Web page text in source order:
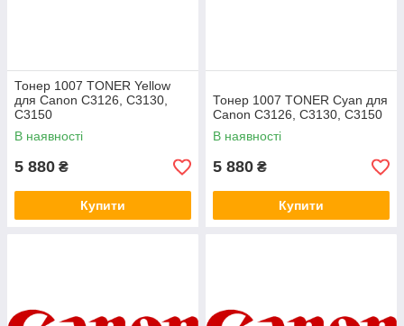
Тонер 1007 TONER Yellow
для Canon C3126, C3130,
C3150
В наявності
5 880 ₴
Купити
Тонер 1007 TONER Cyan для
Canon C3126, C3130, C3150
В наявності
5 880 ₴
Купити